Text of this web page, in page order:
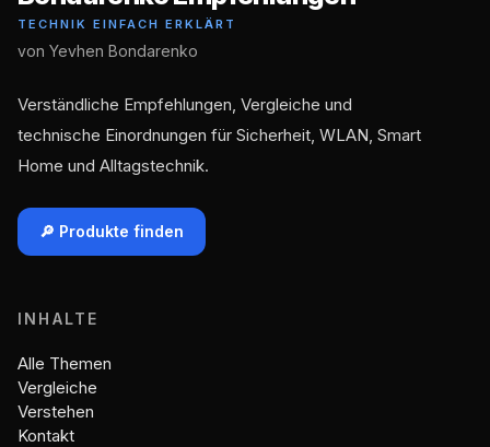
TECHNIK EINFACH ERKLÄRT
von Yevhen Bondarenko
Verständliche Empfehlungen, Vergleiche und
technische Einordnungen für Sicherheit, WLAN, Smart
Home und Alltagstechnik.
🔎 Produkte finden
INHALTE
Alle Themen
Vergleiche
Verstehen
Kontakt